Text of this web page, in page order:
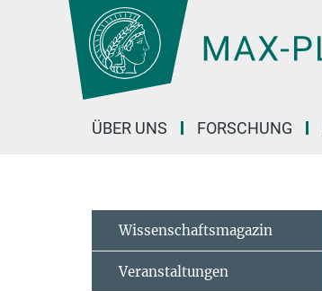
Hauptinhalt
ÜBER UNS FORSCHUNG
Wissenschaftsmagazin
Veranstaltungen